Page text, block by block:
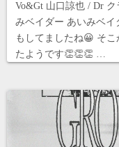
Vo&Gt ⼭⼝諒也 / Dr
みベイダー あいみベ
もしてましたね😀 そ
たようです👏👏👏 …